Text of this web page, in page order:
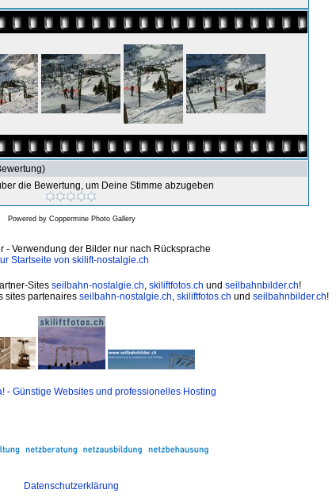
die Bewertung, um Deine Stimme abzugeben
Powered by Coppermine Photo Gallery
- Verwendung der Bilder nur nach Rücksprache
Startseite von skilift-nostalgie.ch
Sites seilbahn-nostalgie.ch, skiliftfotos.ch und seilbahnbilder.ch!
sites partenaires seilbahn-nostalgie.ch, skiliftfotos.ch und seilbahnbilder.ch!
- Günstige Websites und professionelles Hosting
Datenschutzerklärung